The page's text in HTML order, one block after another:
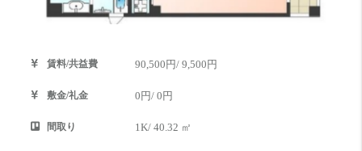
賃料/共益費 90,500円/ 9,500円
敷金/礼金 0円/ 0円
間取り 1K/ 40.32 ㎡